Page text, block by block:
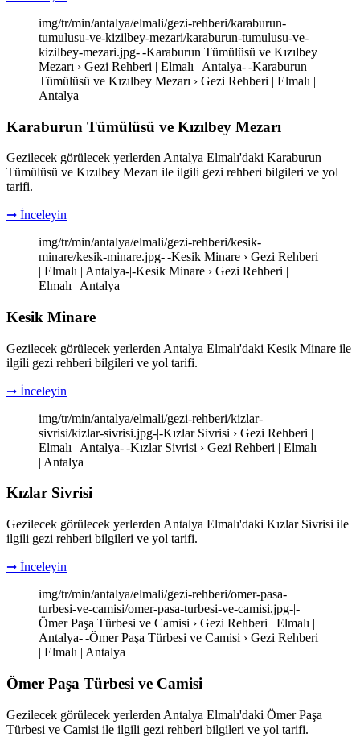
img/tr/min/antalya/elmali/gezi-rehberi/karaburun-
tumulusu-ve-kizilbey-mezari/karaburun-tumulusu-ve-
kizilbey-mezari.jpg-|-Karaburun Tümülüsü ve Kızılbey
Mezarı › Gezi Rehberi | Elmalı | Antalya-|-Karaburun
Tümülüsü ve Kızılbey Mezarı › Gezi Rehberi | Elmalı |
Antalya
Karaburun Tümülüsü ve Kızılbey Mezarı
Gezilecek görülecek yerlerden Antalya Elmalı'daki Karaburun
Tümülüsü ve Kızılbey Mezarı ile ilgili gezi rehberi bilgileri ve yol
tarifi.
➞ İnceleyin
img/tr/min/antalya/elmali/gezi-rehberi/kesik-
minare/kesik-minare.jpg-|-Kesik Minare › Gezi Rehberi
| Elmalı | Antalya-|-Kesik Minare › Gezi Rehberi |
Elmalı | Antalya
Kesik Minare
Gezilecek görülecek yerlerden Antalya Elmalı'daki Kesik Minare ile
ilgili gezi rehberi bilgileri ve yol tarifi.
➞ İnceleyin
img/tr/min/antalya/elmali/gezi-rehberi/kizlar-
sivrisi/kizlar-sivrisi.jpg-|-Kızlar Sivrisi › Gezi Rehberi |
Elmalı | Antalya-|-Kızlar Sivrisi › Gezi Rehberi | Elmalı
| Antalya
Kızlar Sivrisi
Gezilecek görülecek yerlerden Antalya Elmalı'daki Kızlar Sivrisi ile
ilgili gezi rehberi bilgileri ve yol tarifi.
➞ İnceleyin
img/tr/min/antalya/elmali/gezi-rehberi/omer-pasa-
turbesi-ve-camisi/omer-pasa-turbesi-ve-camisi.jpg-|-
Ömer Paşa Türbesi ve Camisi › Gezi Rehberi | Elmalı |
Antalya-|-Ömer Paşa Türbesi ve Camisi › Gezi Rehberi
| Elmalı | Antalya
Ömer Paşa Türbesi ve Camisi
Gezilecek görülecek yerlerden Antalya Elmalı'daki Ömer Paşa
Türbesi ve Camisi ile ilgili gezi rehberi bilgileri ve yol tarifi.